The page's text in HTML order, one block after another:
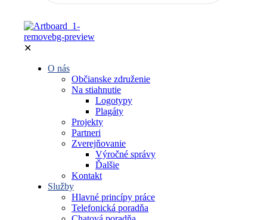
✕
O nás
Občianske združenie
Na stiahnutie
Logotypy
Plagáty
Projekty
Partneri
Zverejňovanie
Výročné správy
Ďalšie
Kontakt
Služby
Hlavné princípy práce
Telefonická poradňa